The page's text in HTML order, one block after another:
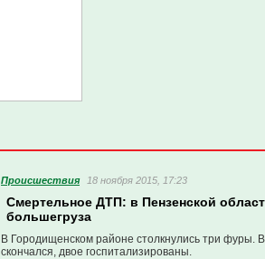
Проиcшествия 18 ноября 2015, 17:23
Смертельное ДТП: в Пензенской
большегруза
В Городищенском районе столкнулись три фуры.
скончался, двое госпитализированы.